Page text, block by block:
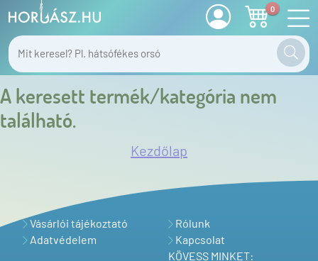
0
A keresett termék/kategória nem
található.
Kezdőlap
Vásárlói tájékoztató
Adatvédelem
Rólunk
Kapcsolat
KÖVESS MINKET: